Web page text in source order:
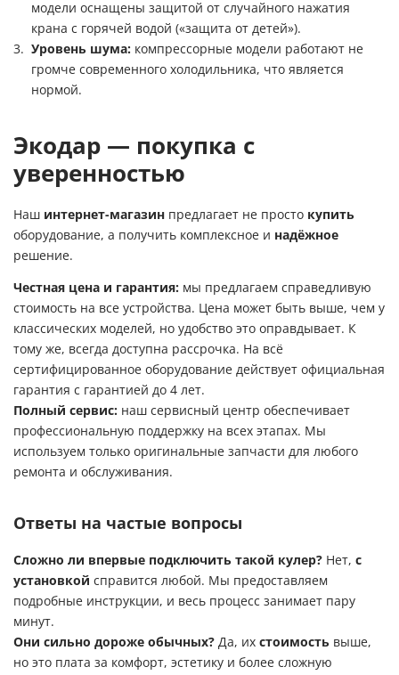
модели оснащены защитой от случайного нажатия
крана с горячей водой («защита от детей»).
Уровень шума: компрессорные модели работают не
громче современного холодильника, что является
нормой.
Экодар — покупка с
уверенностью
Наш интернет-магазин предлагает не просто купить
оборудование, а получить комплексное и надёжное
решение.
Честная цена и гарантия: мы предлагаем справедливую
стоимость на все устройства. Цена может быть выше, чем у
классических моделей, но удобство это оправдывает. К
тому же, всегда доступна рассрочка. На всё
сертифицированное оборудование действует официальная
гарантия с гарантией до 4 лет.
Полный сервис: наш сервисный центр обеспечивает
профессиональную поддержку на всех этапах. Мы
используем только оригинальные запчасти для любого
ремонта и обслуживания.
Ответы на частые вопросы
Сложно ли впервые подключить такой кулер? Нет, с
установкой справится любой. Мы предоставляем
подробные инструкции, и весь процесс занимает пару
минут.
Они сильно дороже обычных? Да, их стоимость выше,
но это плата за комфорт, эстетику и более сложную